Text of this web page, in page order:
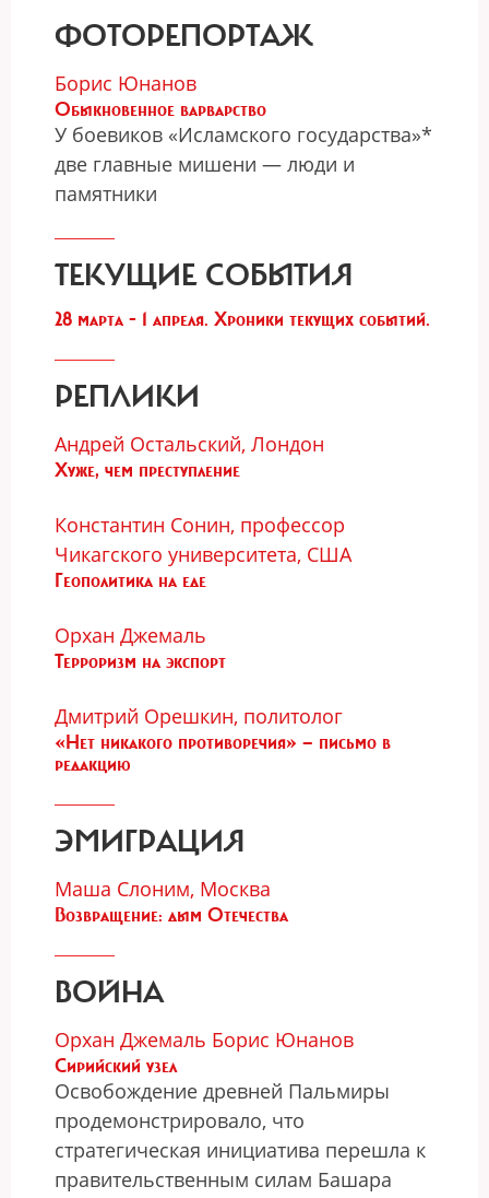
ФОТОРЕПОРТАЖ
Борис Юнанов
Обыкновенное варварство
У боевиков «Исламского государства»*
две главные мишени — люди и
памятники
ТЕКУЩИЕ СОБЫТИЯ
28 марта - 1 апреля. Хроники текущих событий.
РЕПЛИКИ
Андрей Остальский, Лондон
Хуже, чем преступление
Константин Сонин, профессор
Чикагского университета, США
Геополитика на еде
Орхан Джемаль
Терроризм на экспорт
Дмитрий Орешкин, политолог
«Нет никакого противоречия» — письмо в
редакцию
ЭМИГРАЦИЯ
Маша Слоним, Москва
Возвращение: дым Отечества
ВОЙНА
Орхан Джемаль Борис Юнанов
Сирийский узел
Освобождение древней Пальмиры
продемонстрировало, что
стратегическая инициатива перешла к
правительственным силам Башара